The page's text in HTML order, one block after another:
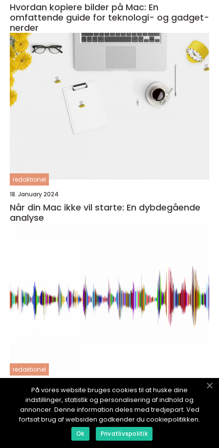
Hvordan kopiere bilder på Mac: En
omfattende guide for teknologi- og gadget-
nerder
redaktionel
18. January 2024
Når din Mac ikke vil starte: En dybdegående
analyse
redaktionel
Bil og lyd - en lydopplevelse på fire hjul
På vores website bruges cookies til at huske dine
indstillinger, statistik og personalisering af indhold og
annoncer. Denne information deles med tredjepart. Ved
fortsat brug af websiden godkender du cookiepolitikken.
Ok Privatlivspolitik